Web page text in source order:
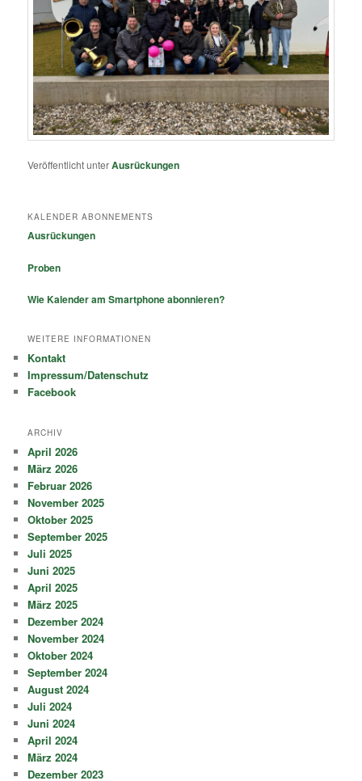
Veröffentlicht unterAusrückungen
KALENDER ABONNEMENTS
Ausrückungen
Proben
Wie Kalender am Smartphone abonnieren?
WEITERE INFORMATIONEN
Kontakt
Impressum/Datenschutz
Facebook
ARCHIV
April 2026
März 2026
Februar 2026
November 2025
Oktober 2025
September 2025
Juli 2025
Juni 2025
April 2025
März 2025
Dezember 2024
November 2024
Oktober 2024
September 2024
August 2024
Juli 2024
Juni 2024
April 2024
März 2024
Dezember 2023